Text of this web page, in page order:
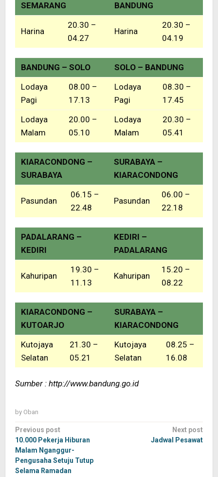
SEMARANG
BANDUNG
Harina
20.30 –
04.27
Harina
20.30 –
04.19
BANDUNG – SOLO
SOLO – BANDUNG
Lodaya
Pagi
08.00 –
17.13
Lodaya
Pagi
08.30 –
17.45
Lodaya
Malam
20.00 –
05.10
Lodaya
Malam
20.30 –
05.41
KIARACONDONG –
SURABAYA
SURABAYA –
KIARACONDONG
Pasundan
06.15 –
22.48
Pasundan
06.00 –
22.18
PADALARANG –
KEDIRI
KEDIRI –
PADALARANG
Kahuripan
19.30 –
11.13
Kahuripan
15.20 –
08.22
KIARACONDONG –
KUTOARJO
SURABAYA –
KIARACONDONG
Kutojaya
Selatan
21.30 –
05.21
Kutojaya
Selatan
08.25 –
16.08
Sumber : http://www.bandung.go.id
by Oban
Post
navigation
Previous post
10.000 Pekerja Hiburan
Malam Nganggur-
Pengusaha Setuju Tutup
Selama Ramadan
Next post
Jadwal Pesawat